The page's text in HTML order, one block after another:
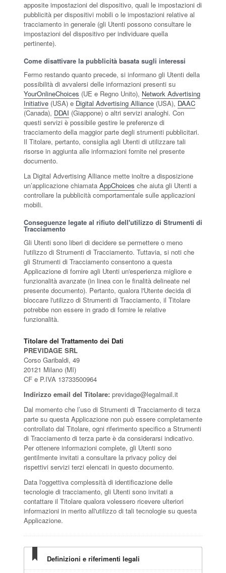
apposite impostazioni del dispositivo, quali le impostazioni di
pubblicità per dispositivi mobili o le impostazioni relative al
tracciamento in generale (gli Utenti possono consultare le
impostazioni del dispositivo per individuare quella
pertinente).
Come disattivare la pubblicità basata sugli interessi
Fermo restando quanto precede, si informano gli Utenti della
possibilità di avvalersi delle informazioni presenti su
YourOnlineChoices (UE e Regno Unito), Network Advertising
Initiative(USA) e Digital Advertising Alliance(USA), DAAC
(Canada), DDAI (Giappone) o altri servizi analoghi. Con
questi servizi è possibile gestire le preferenze di
tracciamento della maggior parte degli strumenti pubblicitari.
Il Titolare, pertanto, consiglia agli Utenti di utilizzare tali
risorse in aggiunta alle informazioni fornite nel presente
documento.
La Digital Advertising Alliance mette inoltre a disposizione
un’applicazione chiamata AppChoices che aiuta gli Utenti a
controllare la pubblicità comportamentale sulle applicazioni
mobili.
Conseguenze legate al rifiuto dell'utilizzo di Strumenti di
Tracciamento
Gli Utenti sono liberi di decidere se permettere o meno
l'utilizzo di Strumenti di Tracciamento. Tuttavia, si noti che
gli Strumenti di Tracciamento consentono a questa
Applicazione di fornire agli Utenti un'esperienza migliore e
funzionalità avanzate (in linea con le finalità delineate nel
presente documento). Pertanto, qualora l'Utente decida di
bloccare l'utilizzo di Strumenti di Tracciamento, il Titolare
potrebbe non essere in grado di fornire le relative
funzionalità.
Titolare del Trattamento dei Dati
PREVIDAGE SRL
Corso Garibaldi, 49
20121 Milano (MI)
CF e P.IVA 13733500964
Indirizzo email del Titolare: previdage@legalmail.it
Dal momento che l’uso di Strumenti di Tracciamento di terza
parte su questa Applicazione non può essere completamente
controllato dal Titolare, ogni riferimento specifico a Strumenti
di Tracciamento di terza parte è da considerarsi indicativo.
Per ottenere informazioni complete, gli Utenti sono
gentilmente invitati a consultare la privacy policy dei
rispettivi servizi terzi elencati in questo documento.
Data l'oggettiva complessità di identificazione delle
tecnologie di tracciamento, gli Utenti sono invitati a
contattare il Titolare qualora volessero ricevere ulteriori
informazioni in merito all'utilizzo di tali tecnologie su questa
Applicazione.
Definizioni e riferimenti legali